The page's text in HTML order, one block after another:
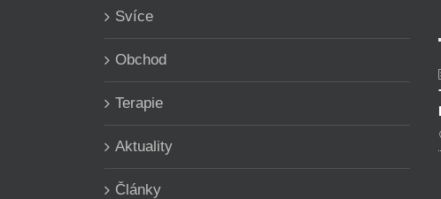
Svíce
Obchod
Terapie
Aktuality
Články